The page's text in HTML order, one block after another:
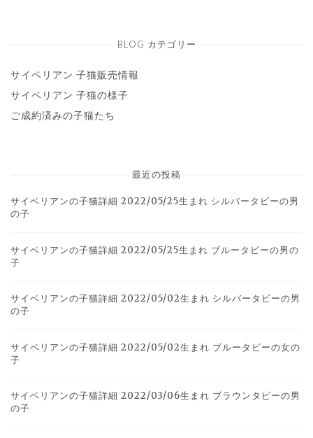
BLOG カテゴリー
サイベリアン 子猫販売情報
サイベリアン 子猫の様子
ご成約済みの子猫たち
最近の投稿
サイベリアンの子猫詳細 2022/05/25生まれ シルバータビーの男
の子
サイベリアンの子猫詳細 2022/05/25生まれ ブルータビーの男の
子
サイベリアンの子猫詳細 2022/05/02生まれ シルバータビーの男
の子
サイベリアンの子猫詳細 2022/05/02生まれ ブルータビーの女の
子
サイベリアンの子猫詳細 2022/03/06生まれ ブラウンタビーの男
の子